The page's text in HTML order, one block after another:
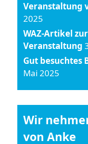
Veranstaltung
2025
WAZ-Artikel
Veranstaltung
Gut besuchtes
Mai 2025
Wir
von Anke